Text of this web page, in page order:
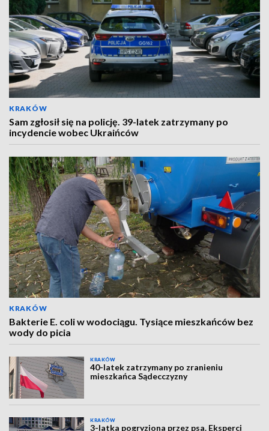
KRAKÓW
Sam zgłosił się na policję. 39-latek zatrzymany po
incydencie wobec Ukraińców
KRAKÓW
Bakterie E. coli w wodociągu. Tysiące mieszkańców bez
wody do picia
KRAKÓW
40-latek zatrzymany po zranieniu
mieszkańca Sądecczyzny
KRAKÓW
3-latka pogryziona przez psa. Eksperci